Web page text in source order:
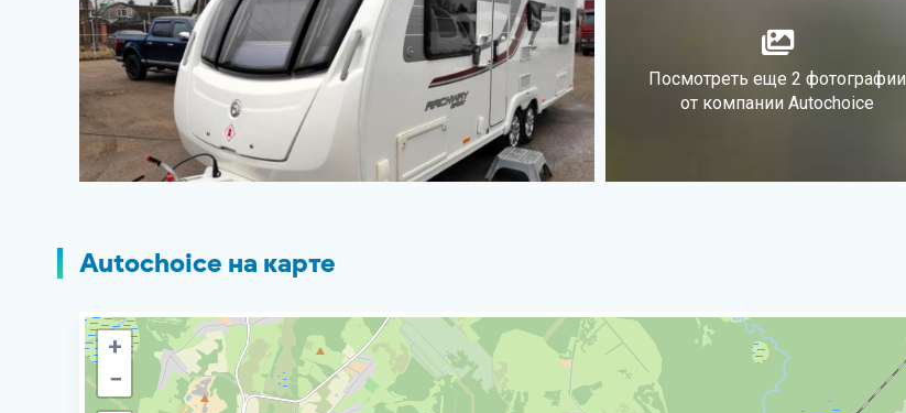
Посмотреть еще 2 фотографии
от компании Autochoice
Autochoice на карте
+
−